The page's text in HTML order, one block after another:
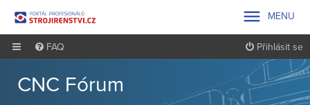
 MENU
FAQ Přihlásit se
CNC Fórum